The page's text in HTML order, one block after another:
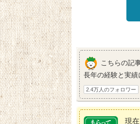
こちらの記
長年の経験と実績
2.4万人のフォロワー
現在